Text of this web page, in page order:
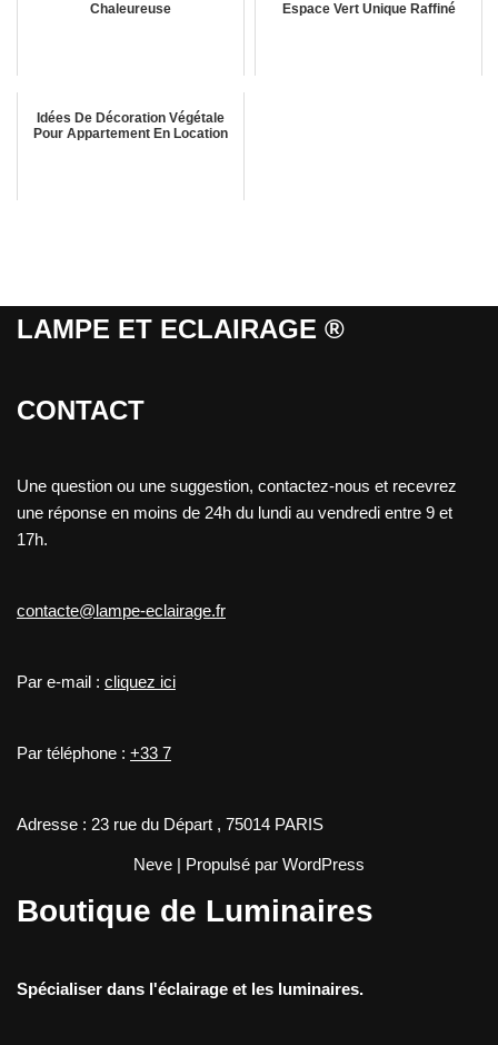
Chaleureuse
Espace Vert Unique Raffiné
Idées De Décoration Végétale
Pour Appartement En Location
LAMPE ET ECLAIRAGE ®
CONTACT
Une question ou une suggestion, contactez-nous et recevrez
une réponse en moins de 24h du lundi au vendredi entre 9 et
17h.
contacte@lampe-eclairage.fr
Par e-mail : cliquez ici
Par téléphone : +33 7
Adresse : 23 rue du Départ , 75014 PARIS
Neve | Propulsé par WordPress
Boutique de Luminaires
Spécialiser dans l'éclairage et les luminaires.